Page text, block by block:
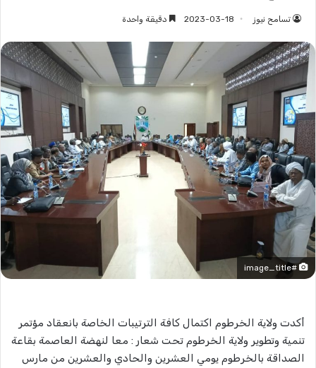
تسامح نيوز 2023-03-18 دقيقة واحدة
#image_title
أكدت ولاية الخرطوم اكتمال كافة الترتيبات الخاصة بانعقاد مؤتمر
تنمية وتطوير ولاية الخرطوم تحت شعار : معا لنهضة العاصمة بقاعة
الصداقة بالخرطوم يومي العشرين والحادي والعشرين من مارس